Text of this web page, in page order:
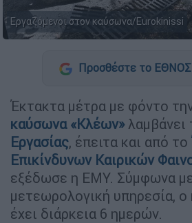
Εργαζόμενοι στον καύσωνα/Eurokinissi
Προσθέστε το ΕΘΝΟΣ
Έκτακτα μέτρα με φόντο
καύσωνα «Κλέων»λαμβάνει
Εργασίας, έπειτα και από το
Επικίνδυνων Καιρικών
εξέδωσε η ΕΜΥ. Σύμφωνα
μετεωρολογική υπηρεσία,
έχει διάρκεια 6 ημερών.